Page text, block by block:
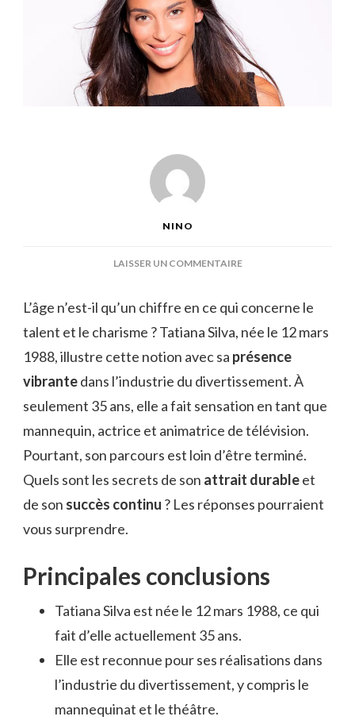
NINO
LAISSER UN COMMENTAIRESUR
SILVA
L’âge n’est-il qu’un chiffre en ce qui concerne le
talent et le charisme ? Tatiana Silva, née le 12 mars
1988, illustre cette notion avec sa présence
vibrantedans l’industrie du divertissement. À
seulement 35 ans, elle a fait sensation en tant que
mannequin, actrice et animatrice de télévision.
Pourtant, son parcours est loin d’être terminé.
Quels sont les secrets de son attrait durableet
de son succès continu ? Les réponses pourraient
vous surprendre.
Principales conclusions
Tatiana Silva est née le 12 mars 1988, ce qui
fait d’elle actuellement 35 ans.
Elle est reconnue pour ses réalisations dans
l’industrie du divertissement, y compris le
mannequinat et le théâtre.